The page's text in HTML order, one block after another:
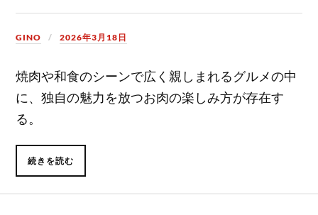
GINO 2026年3月18日
焼肉や和食のシーンで広く親しまれるグルメの中
に、独自の魅力を放つお肉の楽しみ方が存在す
る。
続きを読む